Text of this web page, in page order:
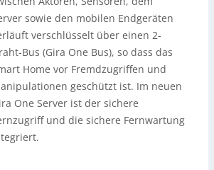
sowie den mobilen Endgeräten
verschlüsselt über einen 2-
Bus (Gira One Bus), so dass das
Home vor Fremdzugriffen und
geschützt ist. Im neuen
One Server ist der sichere
und die sichere Fernwartung